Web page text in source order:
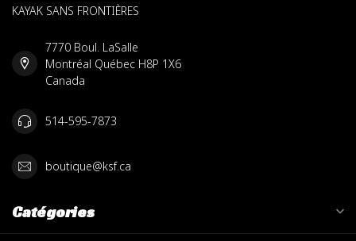
KAYAK SANS FRONTIÈRES
7770 Boul. LaSalle
Montréal Québec H8P 1X6
Canada
514-595-7873
boutique@ksf.ca
Catégories